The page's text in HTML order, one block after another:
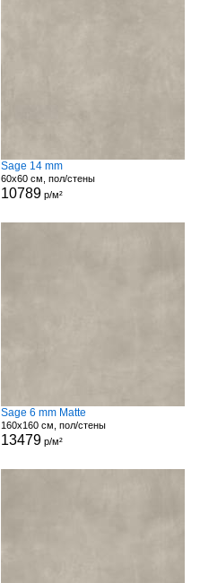
Sage 14 mm
60x60 см, пол/стены
10789р/м²
Sage 6 mm Matte
160x160 см, пол/стены
13479р/м²